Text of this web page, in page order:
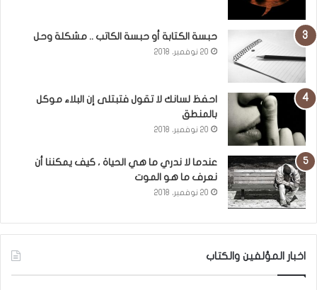
حبسة الكتابة أو حبسة الكاتب .. مشكلة وحل
20 نوفمبر، 2018
احفظ لسانك لا تقول فتبتلى إن البلاء موكل
بالمنطق
20 نوفمبر، 2018
عندما لا ندري ما هي الحياة ، كيف يمكننا أن
نعرف ما هو الموت
20 نوفمبر، 2018
اخبار المؤلفين والكتاب